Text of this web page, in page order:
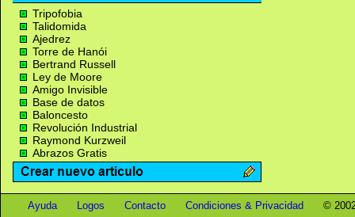
Tripofobia
Talidomida
Ajedrez
Torre de Hanói
Bertrand Russell
Ley de Moore
Amigo Invisible
Base de datos
Baloncesto
Revolución Industrial
Raymond Kurzweil
Abrazos Gratis
Ayuda Logos Contacto Condiciones & Privacidad ©